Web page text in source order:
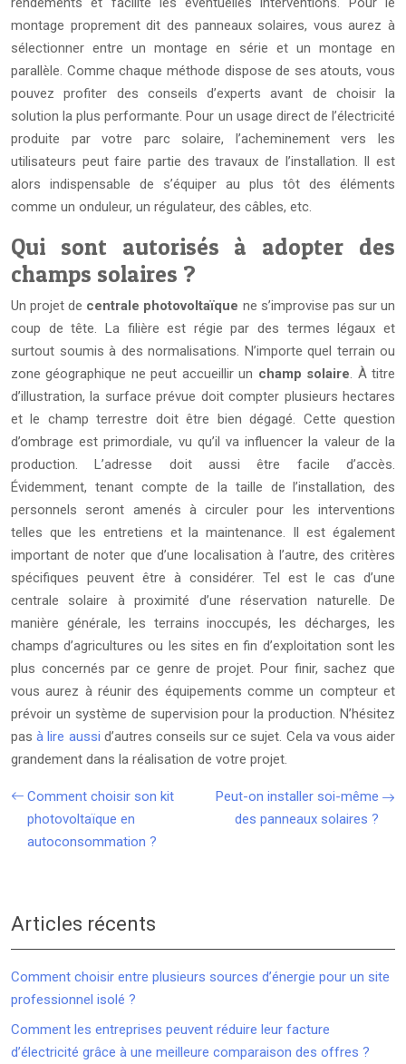
montage proprement dit des panneaux solaires, vous aurez à
sélectionner entre un montage en série et un montage en
parallèle. Comme chaque méthode dispose de ses atouts, vous
pouvez profiter des conseils d’experts avant de choisir la
solution la plus performante. Pour un usage direct de l’électricité
produite par votre parc solaire, l’acheminement vers les
utilisateurs peut faire partie des travaux de l’installation. Il est
alors indispensable de s’équiper au plus tôt des éléments
comme un onduleur, un régulateur, des câbles, etc.
Qui sont autorisés à adopter des
champs solaires ?
Un projet de centrale photovoltaïque ne s’improvise pas sur un
coup de tête. La filière est régie par des termes légaux et
surtout soumis à des normalisations. N’importe quel terrain ou
zone géographique ne peut accueillir un champ solaire. À titre
d’illustration, la surface prévue doit compter plusieurs hectares
et le champ terrestre doit être bien dégagé. Cette question
d’ombrage est primordiale, vu qu’il va influencer la valeur de la
production. L’adresse doit aussi être facile d’accès.
Évidemment, tenant compte de la taille de l’installation, des
personnels seront amenés à circuler pour les interventions
telles que les entretiens et la maintenance. Il est également
important de noter que d’une localisation à l’autre, des critères
spécifiques peuvent être à considérer. Tel est le cas d’une
centrale solaire à proximité d’une réservation naturelle. De
manière générale, les terrains inoccupés, les décharges, les
champs d’agricultures ou les sites en fin d’exploitation sont les
plus concernés par ce genre de projet. Pour finir, sachez que
vous aurez à réunir des équipements comme un compteur et
prévoir un système de supervision pour la production. N’hésitez
pasà lire aussi d’autres conseils sur ce sujet. Cela va vous aider
grandement dans la réalisation de votre projet.
Comment choisir son kit
photovoltaïque en
autoconsommation ?
Peut-on installer soi-même
des panneaux solaires ?
Articles récents
Comment choisir entre plusieurs sources d’énergie pour un site
professionnel isolé ?
Comment les entreprises peuvent réduire leur facture
d’électricité grâce à une meilleure comparaison des offres ?